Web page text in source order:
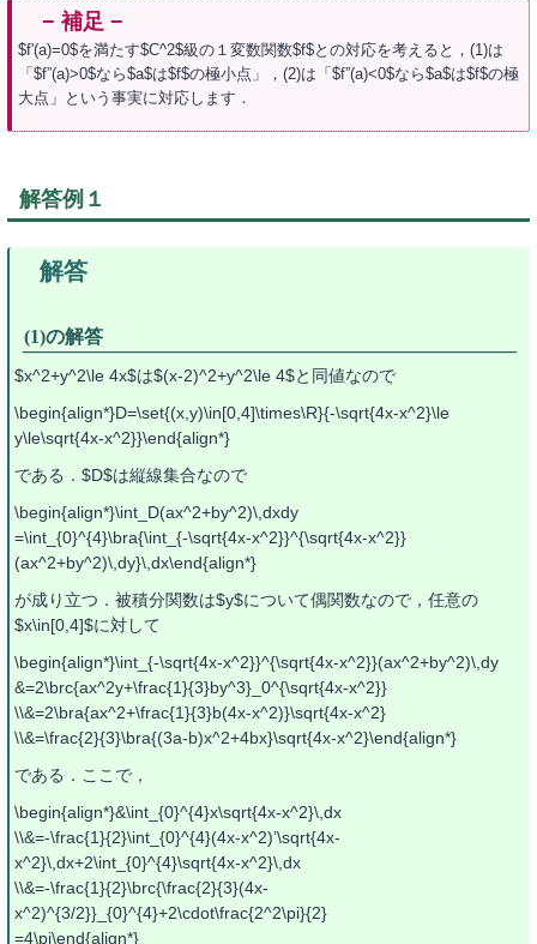
$f'(a)=0$を満たす$C^2$級の１変数関数$f$との対応を考えると，(1)は
「$f”(a)>0$なら$a$は$f$の極小点」，(2)は「$f”(a)<0$なら$a$は$f$の極
大点」という事実に対応します．
解答例１
(1)の解答
$x^2+y^2\le 4x$は$(x-2)^2+y^2\le 4$と同値なので
\begin{align*}D=\set{(x,y)\in[0,4]\times\R}{-\sqrt{4x-x^2}\le
y\le\sqrt{4x-x^2}}\end{align*}
である．$D$は縦線集合なので
\begin{align*}\int_D(ax^2+by^2)\,dxdy
=\int_{0}^{4}\bra{\int_{-\sqrt{4x-x^2}}^{\sqrt{4x-x^2}}
(ax^2+by^2)\,dy}\,dx\end{align*}
が成り立つ．被積分関数は$y$について偶関数なので，任意の
$x\in[0,4]$に対して
\begin{align*}\int_{-\sqrt{4x-x^2}}^{\sqrt{4x-x^2}}(ax^2+by^2)\,dy
&=2\brc{ax^2y+\frac{1}{3}by^3}_0^{\sqrt{4x-x^2}}
\\&=2\bra{ax^2+\frac{1}{3}b(4x-x^2)}\sqrt{4x-x^2}
\\&=\frac{2}{3}\bra{(3a-b)x^2+4bx}\sqrt{4x-x^2}\end{align*}
である．ここで，
\begin{align*}&\int_{0}^{4}x\sqrt{4x-x^2}\,dx
\\&=-\frac{1}{2}\int_{0}^{4}(4x-x^2)’\sqrt{4x-
x^2}\,dx+2\int_{0}^{4}\sqrt{4x-x^2}\,dx
\\&=-\frac{1}{2}\brc{\frac{2}{3}(4x-
x^2)^{3/2}}_{0}^{4}+2\cdot\frac{2^2\pi}{2}
=4\pi\end{align*}